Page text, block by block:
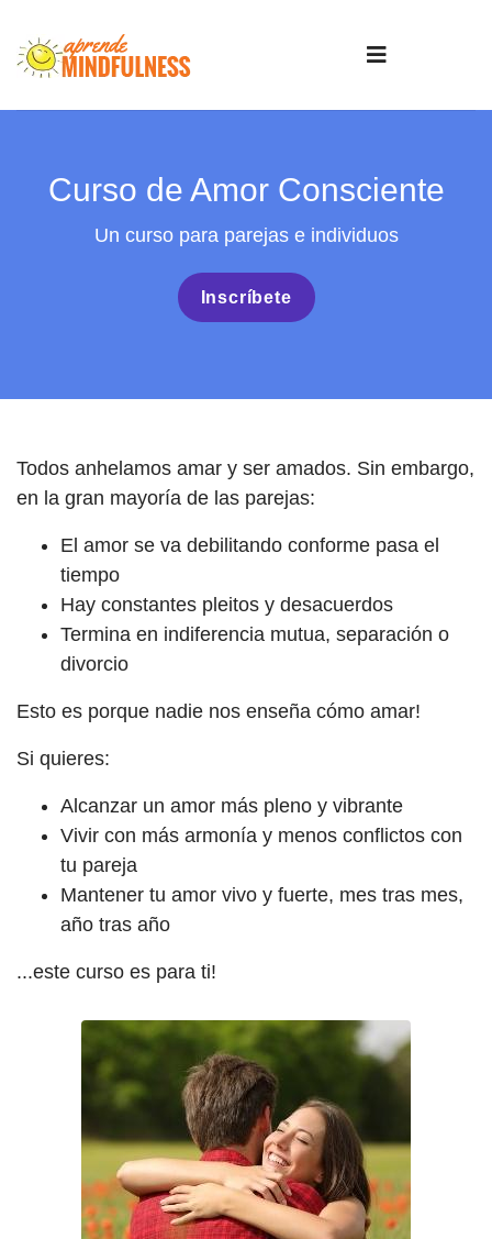
Curso de Amor Consciente
Un curso para parejas e individuos
Inscríbete
Todos anhelamos amar y ser amados. Sin embargo,
en la gran mayoría de las parejas:
El amor se va debilitando conforme pasa el
tiempo
Hay constantes pleitos y desacuerdos
Termina en indiferencia mutua, separación o
divorcio
Esto es porque nadie nos enseña cómo amar!
Si quieres:
Alcanzar un amor más pleno y vibrante
Vivir con más armonía y menos conflictos con
tu pareja
Mantener tu amor vivo y fuerte, mes tras mes,
año tras año
...este curso es para ti!